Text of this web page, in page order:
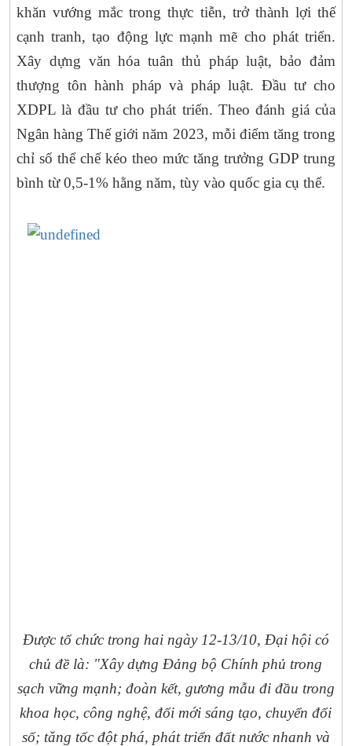
khăn vướng mắc trong thực tiễn, trở thành lợi thế
cạnh tranh, tạo động lực mạnh mẽ cho phát triển.
Xây dựng văn hóa tuân thủ pháp luật, bảo đảm
thượng tôn hành pháp và pháp luật. Đầu tư cho
XDPL là đầu tư cho phát triển. Theo đánh giá của
Ngân hàng Thế giới năm 2023, mỗi điểm tăng trong
chỉ số thể chế kéo theo mức tăng trưởng GDP trung
bình từ 0,5-1% hằng năm, tùy vào quốc gia cụ thể.
Được tổ chức trong hai ngày 12-13/10, Đại hội có
chủ đề là: "Xây dựng Đảng bộ Chính phủ trong
sạch vững mạnh; đoàn kết, gương mẫu đi đầu trong
khoa học, công nghệ, đổi mới sáng tạo, chuyển đổi
số; tăng tốc đột phá, phát triển đất nước nhanh và